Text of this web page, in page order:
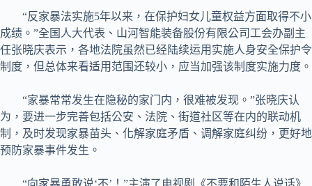
“反家暴法实施5年以来，在保护妇女儿童权益方面取得不小
成绩。”全国人大代表、山河智能装备股份有限公司工会办副主
任张晓庆表示，各地法院虽然已经陆续运用实施人身安全保护令
制度，但总体来看适用范围还较小，应当加强该制度实施力度。
“家暴常常发生在隐秘的家门内，很难被发现。”张晓庆认
为，要进一步完善包括公安、法院、街道社区等在内的联动机
制，及时发现家暴苗头、化解家庭矛盾、调解家庭纠纷，更好地
预防家暴事件发生。
“向家暴勇敢说‘不’！”主演了电视剧《不要和陌生人说话》